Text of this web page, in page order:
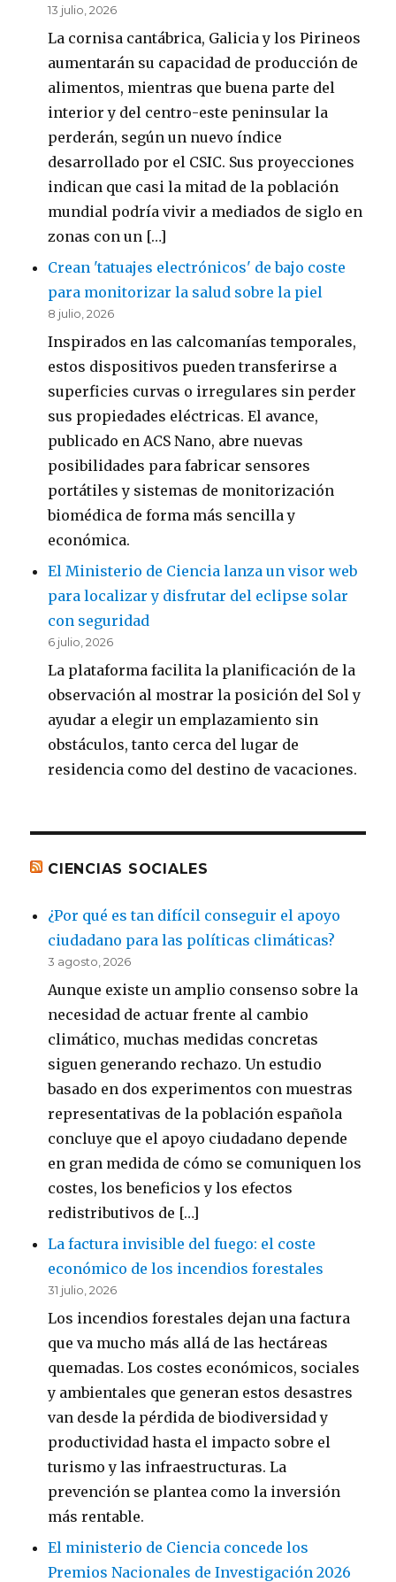
13 julio, 2026
La cornisa cantábrica, Galicia y los Pirineos
aumentarán su capacidad de producción de
alimentos, mientras que buena parte del
interior y del centro-este peninsular la
perderán, según un nuevo índice
desarrollado por el CSIC. Sus proyecciones
indican que casi la mitad de la población
mundial podría vivir a mediados de siglo en
zonas con un […]
Crean 'tatuajes electrónicos' de bajo coste
para monitorizar la salud sobre la piel
8 julio, 2026
Inspirados en las calcomanías temporales,
estos dispositivos pueden transferirse a
superficies curvas o irregulares sin perder
sus propiedades eléctricas. El avance,
publicado en ACS Nano, abre nuevas
posibilidades para fabricar sensores
portátiles y sistemas de monitorización
biomédica de forma más sencilla y
económica.
El Ministerio de Ciencia lanza un visor web
para localizar y disfrutar del eclipse solar
con seguridad
6 julio, 2026
La plataforma facilita la planificación de la
observación al mostrar la posición del Sol y
ayudar a elegir un emplazamiento sin
obstáculos, tanto cerca del lugar de
residencia como del destino de vacaciones.
CIENCIAS SOCIALES
¿Por qué es tan difícil conseguir el apoyo
ciudadano para las políticas climáticas?
3 agosto, 2026
Aunque existe un amplio consenso sobre la
necesidad de actuar frente al cambio
climático, muchas medidas concretas
siguen generando rechazo. Un estudio
basado en dos experimentos con muestras
representativas de la población española
concluye que el apoyo ciudadano depende
en gran medida de cómo se comuniquen los
costes, los beneficios y los efectos
redistributivos de […]
La factura invisible del fuego: el coste
económico de los incendios forestales
31 julio, 2026
Los incendios forestales dejan una factura
que va mucho más allá de las hectáreas
quemadas. Los costes económicos, sociales
y ambientales que generan estos desastres
van desde la pérdida de biodiversidad y
productividad hasta el impacto sobre el
turismo y las infraestructuras. La
prevención se plantea como la inversión
más rentable.
El ministerio de Ciencia concede los
Premios Nacionales de Investigación 2026